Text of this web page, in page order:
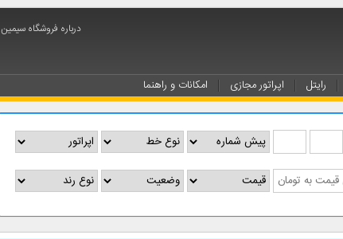
درباره فروشگاه سیمین
رایتل اپراتور مجازی امکانات و راهنما